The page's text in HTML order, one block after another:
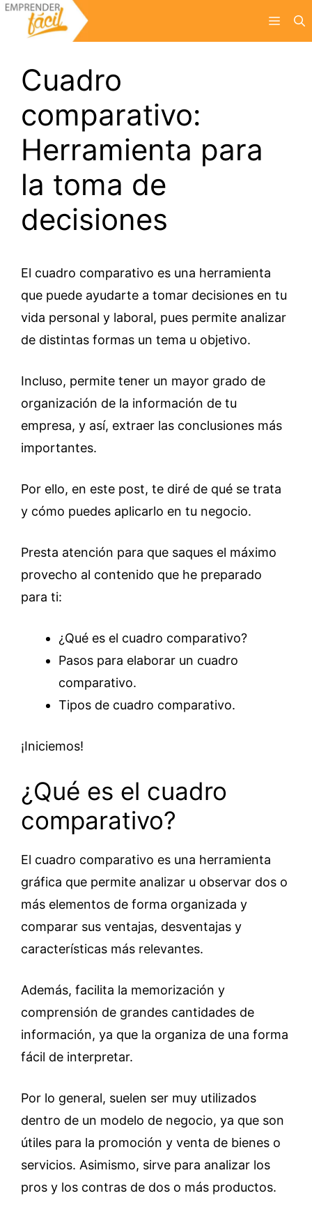
Saltar
Menú
Cuadro
comparativo:
Herramienta para
la toma de
decisiones
El cuadro comparativo es una herramienta
que puede ayudarte a tomar decisiones en tu
vida personal y laboral, pues permite analizar
de distintas formas un tema u objetivo.
Incluso, permite tener un mayor grado de
organización de la información de tu
empresa, y así, extraer las conclusiones más
importantes.
Por ello, en este post, te diré de qué se trata
y cómo puedes aplicarlo en tu negocio.
Presta atención para que saques el máximo
provecho al contenido que he preparado
para ti:
¿Qué es el cuadro comparativo?
Pasos para elaborar un cuadro
comparativo.
Tipos de cuadro comparativo.
¡Iniciemos!
¿Qué es el cuadro
comparativo?
El cuadro comparativo es una herramienta
gráfica que permite analizar u observar dos o
más elementos de forma organizada y
comparar sus ventajas, desventajas y
características más relevantes.
Además, facilita la memorización y
comprensión de grandes cantidades de
información, ya que la organiza de una forma
fácil de interpretar.
Por lo general, suelen ser muy utilizados
dentro de un modelo de negocio, ya que son
útiles para la promoción y venta de bienes o
servicios. Asimismo, sirve para analizar los
pros y los contras de dos o más productos.